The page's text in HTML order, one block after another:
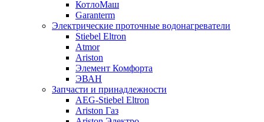
КотлоМаш
Garanterm
Электрические проточные водонагреватели
Stiebel Eltron
Atmor
Ariston
Элемент Комфорта
ЭВАН
Запчасти и принадлежности
AEG-Stiebel Eltron
Ariston Газ